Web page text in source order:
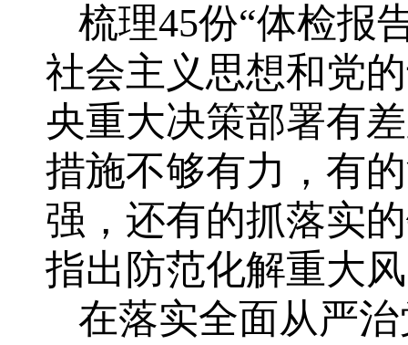
梳理45份“体检报
社会主义思想和党
央重大决策部署有
措施不够有力，有
强，还有的抓落实
指出防范化解重大
在落实全面从严